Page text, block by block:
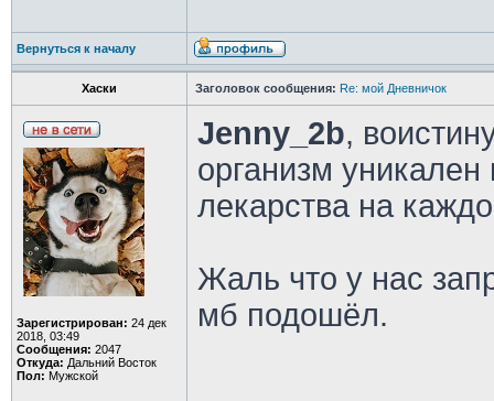
Вернуться к началу
Хаски Заголовок сообщения: Re: мой Дневничок
Зарегистрирован: 24 дек
2018, 03:49
Сообщения: 2047
Откуда: Дальний Восток
Пол: Мужской
Jenny_2b,
организм
лекарства на
Жаль что у нас
мб подошёл.